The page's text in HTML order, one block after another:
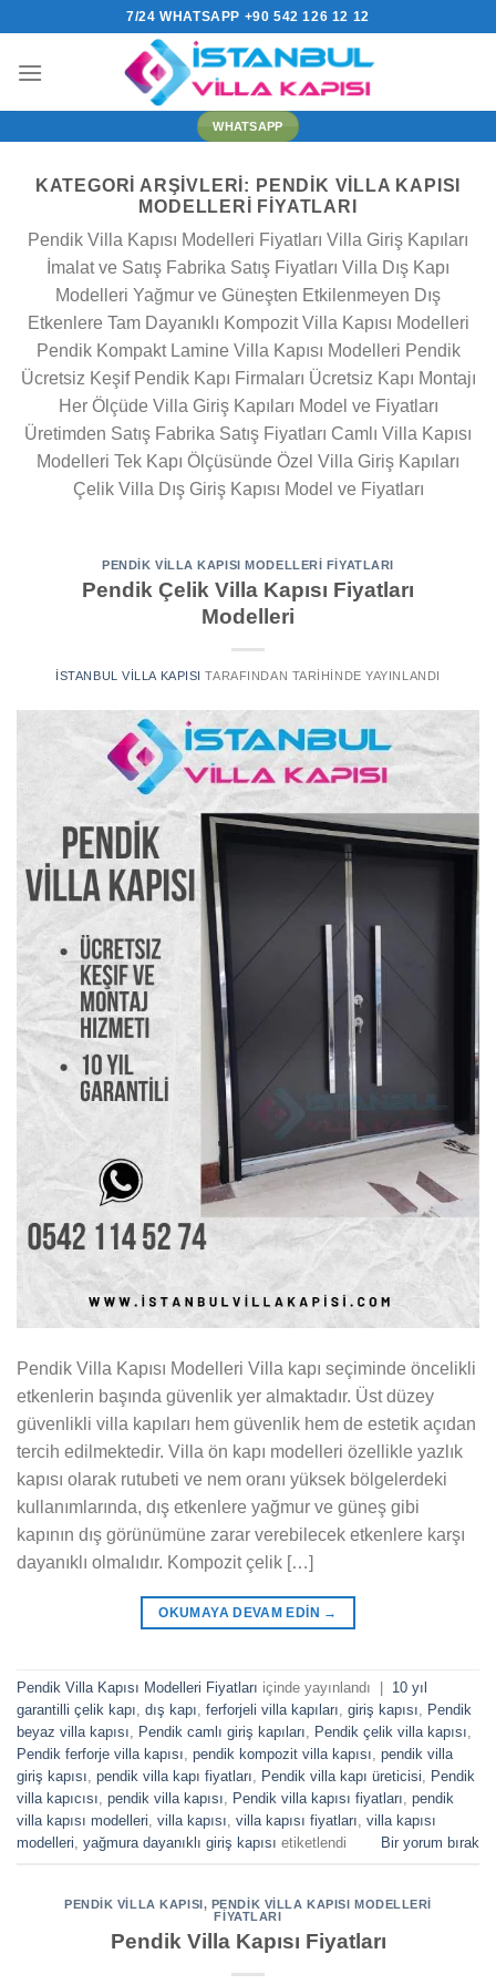
7/24 WHATSAPP +90 542 126 12 12
WHATSAPP
KATEGORI ARŞIVLERI: PENDIK VILLA KAPISI
MODELLERI FIYATLARI
Pendik Villa Kapısı Modelleri Fiyatları Villa Giriş Kapıları
İmalat ve Satış Fabrika Satış Fiyatları Villa Dış Kapı
Modelleri Yağmur ve Güneşten Etkilenmeyen Dış
Etkenlere Tam Dayanıklı Kompozit Villa Kapısı Modelleri
Pendik Kompakt Lamine Villa Kapısı Modelleri Pendik
Ücretsiz Keşif Pendik Kapı Firmaları Ücretsiz Kapı Montajı
Her Ölçüde Villa Giriş Kapıları Model ve Fiyatları
Üretimden Satış Fabrika Satış Fiyatları Camlı Villa Kapısı
Modelleri Tek Kapı Ölçüsünde Özel Villa Giriş Kapıları
Çelik Villa Dış Giriş Kapısı Model ve Fiyatları
PENDIK VILLA KAPISI MODELLERI FIYATLARI
Pendik Çelik Villa Kapısı Fiyatları
Modelleri
İSTANBUL VILLA KAPISI TARAFINDAN TARIHINDE YAYINLANDI
Pendik Villa Kapısı Modelleri Villa kapı seçiminde öncelikli
etkenlerin başında güvenlik yer almaktadır. Üst düzey
güvenlikli villa kapıları hem güvenlik hem de estetik açıdan
tercih edilmektedir. Villa ön kapı modelleri özellikle yazlık
kapısı olarak rutubeti ve nem oranı yüksek bölgelerdeki
kullanımlarında, dış etkenlere yağmur ve güneş gibi
kapının dış görünümüne zarar verebilecek etkenlere karşı
dayanıklı olmalıdır. Kompozit çelik […]
OKUMAYA DEVAM EDIN →
Pendik Villa Kapısı Modelleri Fiyatları içinde yayınlandı
10 yıl
garantilli çelik kapı, dış kapı, ferforjeli villa kapıları, giriş kapısı, Pendik
beyaz villa kapısı, Pendik camlı giriş kapıları, Pendik çelik villa kapısı,
Pendik ferforje villa kapısı, pendik kompozit villa kapısı, pendik villa
giriş kapısı, pendik villa kapı fiyatları, Pendik villa kapı üreticisi, Pendik
villa kapıcısı, pendik villa kapısı, Pendik villa kapısı fiyatları, pendik
villa kapısı modelleri, villa kapısı, villa kapısı fiyatları, villa kapısı
modelleri, yağmura dayanıklı giriş kapısı etiketlendi Bir yorum bırak
PENDIK VILLA KAPISI, PENDIK VILLA KAPISI MODELLERI
FIYATLARI
Pendik Villa Kapısı Fiyatları